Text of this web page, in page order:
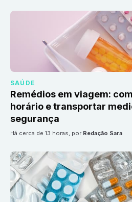
SAÚDE
Remédios em viagem:
horário e transportar
segurança
há cerca de 13 horas, por Redação Sara